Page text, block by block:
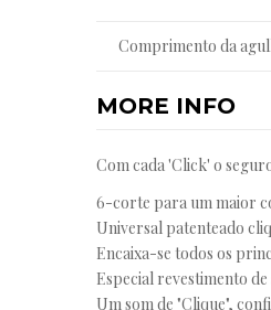
Comprimento da
MORE INFO
Com cada 'Click' o
6-corte para um maior
Universal patenteado
Encaixa-se todos os
Especial revestimento
Um som de "Clique",